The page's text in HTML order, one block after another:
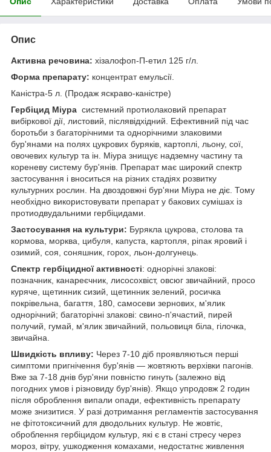
Опис
Активна речовина: хізалофоп-П-етил 125 г/л.
Форма препарату: концентрат емульсії.
Каністра-5 л. (Продаж яскраво-каністре)
Гербіцид Міура системний протиолаковий препарат
вибіркової дії, листовий, післявідхідний. Ефективний під час
боротьби з багаторічними та однорічними злаковими
бур'янами на полях цукрових буряків, картоплі, льону, сої,
овочевих культур та ін. Міура знищує надземну частину та
кореневу систему бур'янів. Препарат має широкий спектр
застосування і вноситься на різних стадіях розвитку
культурних рослин. На двоздовжні бур'яни Міура не діє. Тому
необхідно використовувати препарат у бакових сумішах із
протиодвудальними гербіцидами.
Застосування на культури: Бурякла цукрова, столова та
кормова, морква, цибуля, капуста, картопля, ріпак яровий і
озимий, соя, соняшник, горох, льон-долгунець.
Спектр гербіцидної активності: однорічні злакові:
позначник, канареєчник, лисосохвіст, овсюг звичайний, просо
куряче, щетинник сизий, щетинник зелений, росичка
покрівельна, багаття, 180, самосеви зернових, м'ялик
однорічний; багаторічні злакові: свино-п'ячастий, пирей
получий, гумай, м'ялик звичайний, польовиця біла, гілочка,
звичайна.
Швидкість впливу: Через 7-10 діб проявляються перші
симптоми пригнічення бур'янів — жовтяють верхівки пагонів.
Вже за 7-18 днів бур'яни повністю гинуть (залежно від
погодних умов і різновиду бур'янів). Якщо упродовж 2 годин
після оброблення випали опади, ефективність препарату
може знизитися. У разі дотримання регламентів застосування
не фітотоксичний для дводольних культур. Не жовтіє,
оброблення гербіцидом культур, які є в стані стресу через
мороз, вітру, ушкодження комахами, недостатнє живлення